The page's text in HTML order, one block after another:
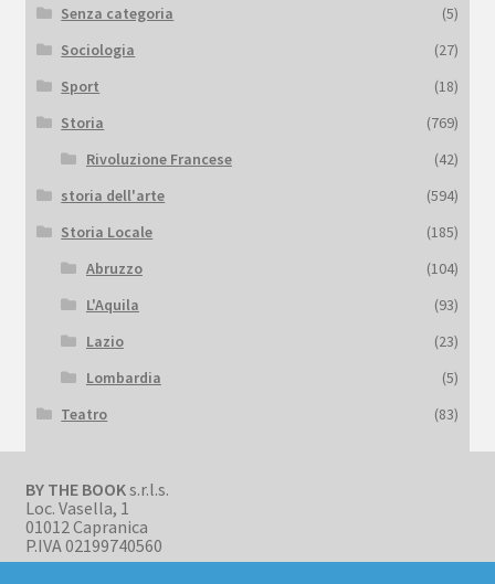
Senza categoria
(5)
Sociologia
(27)
Sport
(18)
Storia
(769)
Rivoluzione Francese
(42)
storia dell'arte
(594)
Storia Locale
(185)
Abruzzo
(104)
L'Aquila
(93)
Lazio
(23)
Lombardia
(5)
Teatro
(83)
BY THE BOOKs.r.l.s.
Loc. Vasella, 1
01012 Capranica
P.IVA 02199740560